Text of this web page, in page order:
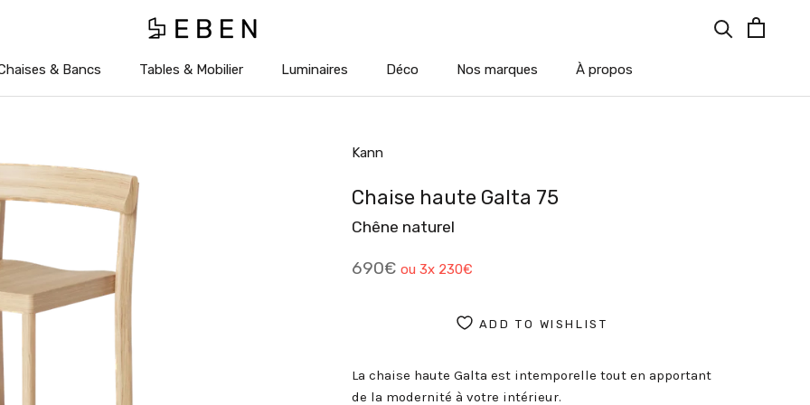
& Bancs
Tables & Mobilier
Luminaires
Déco
Nos marques
À propos
Kann
Chaise haute Galta 75
Chêne naturel
690€ ou 3x 230€
ADD TO WISHLIST
La chaise haute Galta est intemporelle tout en apportant
de la modernité à votre intérieur.